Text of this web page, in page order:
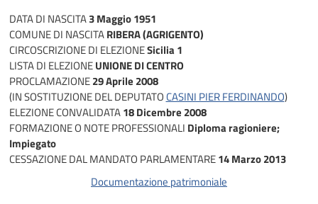
DATA DI NASCITA3 Maggio 1951
COMUNE DI NASCITARIBERA (AGRIGENTO)
CIRCOSCRIZIONE DI ELEZIONESicilia 1
LISTA DI ELEZIONEUNIONE DI CENTRO
PROCLAMAZIONE29 Aprile 2008
(IN SOSTITUZIONE DEL DEPUTATO CASINI PIER FERDINANDO)
ELEZIONE CONVALIDATA18 Dicembre 2008
FORMAZIONE O NOTE PROFESSIONALI Diploma ragioniere;
Impiegato
CESSAZIONE DAL MANDATO PARLAMENTARE14 Marzo 2013
Documentazione patrimoniale